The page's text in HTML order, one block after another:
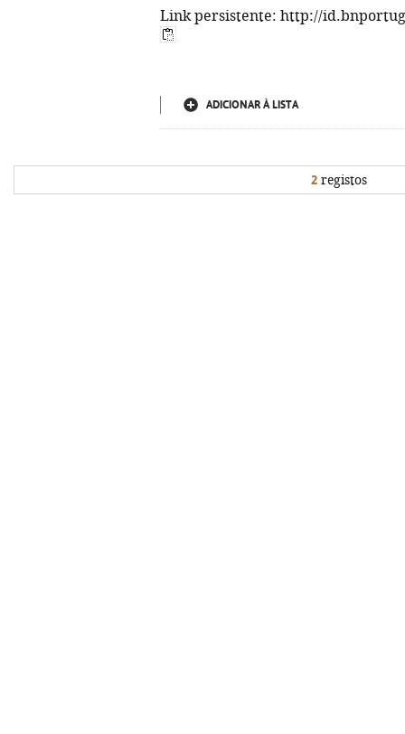
Link persistente: http://
ADICIONAR À LISTA
2 registos